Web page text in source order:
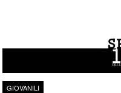
Vai al contenuto
GIOVANILI